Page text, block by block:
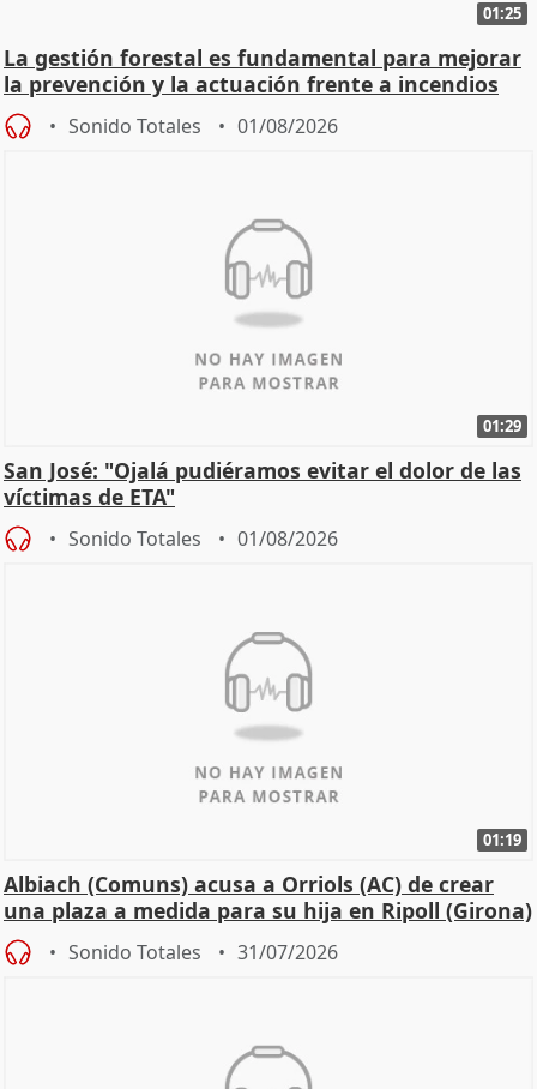
01:25
La gestión forestal es fundamental para mejorar
la prevención y la actuación frente a incendios
Sonido Totales 01/08/2026
01:29
San José: "Ojalá pudiéramos evitar el dolor de las
víctimas de ETA"
Sonido Totales 01/08/2026
01:19
Albiach (Comuns) acusa a Orriols (AC) de crear
una plaza a medida para su hija en Ripoll (Girona)
Sonido Totales 31/07/2026